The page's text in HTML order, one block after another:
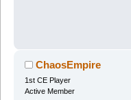
ChaosEmpire
1st CE Player
Active Member